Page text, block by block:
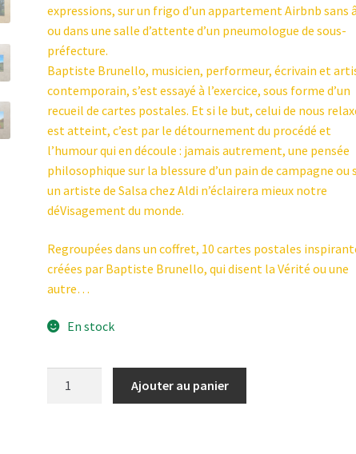
expressions, sur un frigo d’un appartement Airbnb sans
ou dans une salle d’attente d’un pneumologue de sous-
préfecture.
Baptiste Brunello, musicien, performeur, écrivain et
contemporain, s’est essayé à l’exercice, sous forme d’un
recueil de cartes postales. Et si le but, celui de nous
est atteint, c’est par le détournement du procédé et
l’humour qui en découle : jamais autrement, une pensée
philosophique sur la blessure d’un pain de campagne ou
un artiste de Salsa chez Aldi n’éclairera mieux notre
déVisagement du monde.
Regroupées dans un coffret, 10 cartes postales
créées par Baptiste Brunello, qui disent la Vérité ou une
autre…
En stock
Ajouter au panier